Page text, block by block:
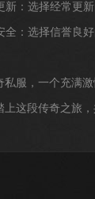
新：选择经常更
全：选择信誉良
私服，一个充满
上这段传奇之旅，